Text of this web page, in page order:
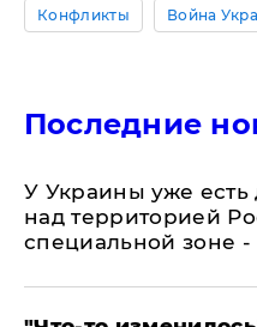
Конфликты Война
Последние
У Украины уже есть
над территорией
специальной зоне